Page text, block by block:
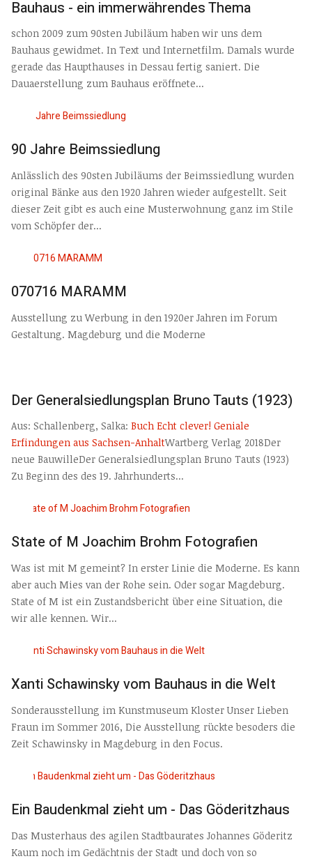
Bauhaus - ein immerwährendes Thema
schon 2009 zum 90sten Jubiläum haben wir uns dem
Bauhaus gewidmet. In Text und Internetfilm. Damals wurde
gerade das Haupthauses in Dessau fertig saniert. Die
Dauaerstellung zum Bauhaus eröffnete...
90 Jahre Beimssiedlung
Anlässlich des 90sten Jubiläums der Beimssiedlung wurden
original Bänke aus den 1920 Jahren wieder aufgestellt. Seit
dieser Zeit gibt es auch eine Musterwohnung ganz im Stile
vom Schöpfer der...
070716 MARAMM
Ausstellung zu Werbung in den 1920er Jahren im Forum
Gestaltung. Magdeburg und die Moderne
Der Generalsiedlungsplan Bruno Tauts (1923)
Aus: Schallenberg, Salka: Buch Echt clever! Geniale
Erfindungen aus Sachsen-AnhaltWartberg Verlag 2018Der
neue BauwilleDer Generalsiedlungsplan Bruno Tauts (1923)
Zu Beginn des des 19. Jahrhunderts...
State of M Joachim Brohm Fotografien
Was ist mit M gemeint? In erster Linie die Moderne. Es kann
aber auch Mies van der Rohe sein. Oder sogar Magdeburg.
State of M ist ein Zustandsbericht über eine Situation, die
wir alle kennen. Wir...
Xanti Schawinsky vom Bauhaus in die Welt
Sonderausstellung im Kunstmuseum Kloster Unser Lieben
Fraun im Sommer 2016, Die Ausstellung rückte besoders die
Zeit Schawinsky in Magdeburg in den Focus.
Ein Baudenkmal zieht um - Das Göderitzhaus
Das Musterhaus des agilen Stadtbaurates Johannes Göderitz
Kaum noch im Gedächtnis der Stadt und doch von so